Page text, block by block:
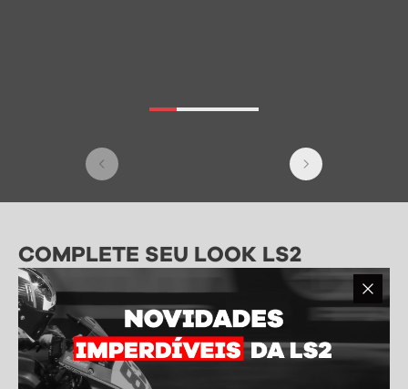
COMPLETE SEU LOOK LS2
Aproveite toda a tecnologia e qualidade LS2 para montar
seu equipamento completo. Abaixo selecionamos algumas
opções que combinam perfeitamente.